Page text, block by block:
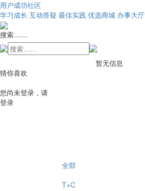
用户成功社区
学习成长 互动答疑 最佳实践 优选商城 办事大厅
搜索……
暂无信息
猜你喜欢
您尚未登录，请
登录
全部
T+C